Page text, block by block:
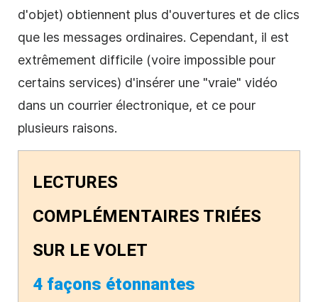
d'objet) obtiennent plus d'ouvertures et de clics
que les messages ordinaires. Cependant, il est
extrêmement difficile (voire impossible pour
certains services) d'insérer une "vraie" vidéo
dans un courrier électronique, et ce pour
plusieurs raisons.
LECTURES
COMPLÉMENTAIRES TRIÉES
SUR LE VOLET
4 façons étonnantes